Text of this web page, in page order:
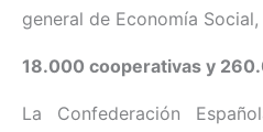
general de Economía
18.000 cooperativas y
La Confederación